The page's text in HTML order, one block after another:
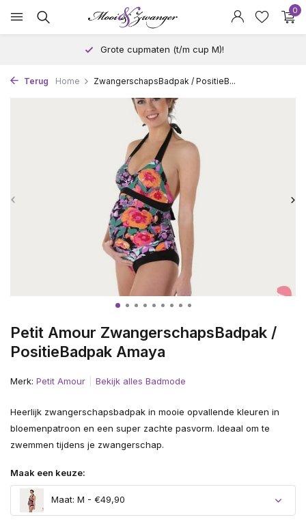
0
Grote cupmaten (t/m cup M)!
Terug Home ZwangerschapsBadpak / PositieB...
Petit Amour ZwangerschapsBadpak /
PositieBadpak Amaya
Merk: Petit Amour Bekijk alles Badmode
Heerlijk zwangerschapsbadpak in mooie opvallende kleuren in
bloemenpatroon en een super zachte pasvorm. Ideaal om te
zwemmen tijdens je zwangerschap.
Maak een keuze:
Maat: M - €49,90